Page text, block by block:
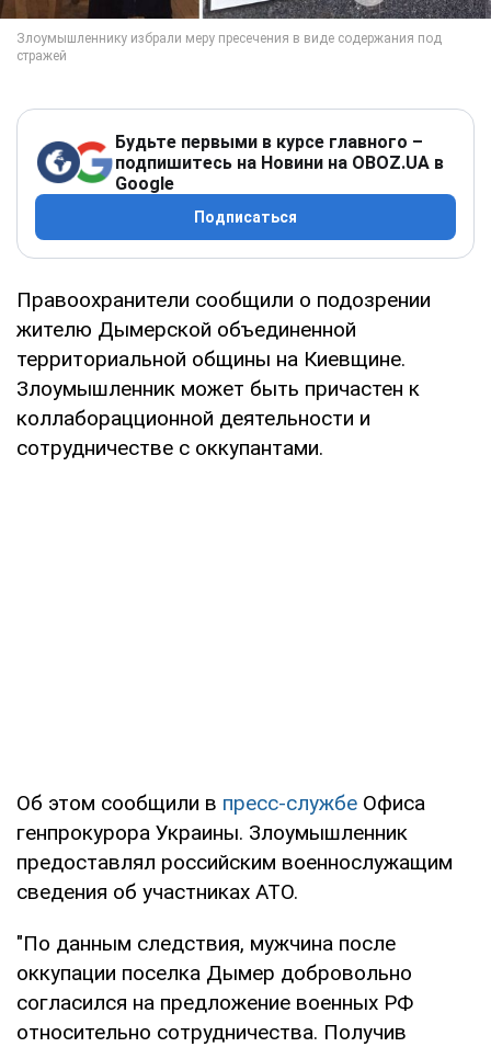
Будьте первыми в курсе главного –
подпишитесь на Новини на OBOZ.UA в
Google
Подписаться
Правоохранители сообщили о подозрении
жителю Дымерской объединенной
территориальной общины на Киевщине.
Злоумышленник может быть причастен к
коллаборацционной деятельности и
сотрудничестве с оккупантами.
Об этом сообщили в пресс-службе Офиса
генпрокурора Украины. Злоумышленник
предоставлял российским военнослужащим
сведения об участниках АТО.
"По данным следствия, мужчина после
оккупации поселка Дымер добровольно
согласился на предложение военных РФ
относительно сотрудничества. Получив